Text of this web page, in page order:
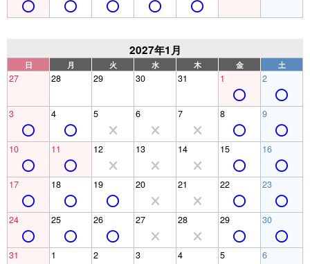
2027年1月
日 月 火 水 木 金 土
27 28 29 30 31 1 2
3 4 5 6 7 8 9
10 11 12 13 14 15 16
17 18 19 20 21 22 23
24 25 26 27 28 29 30
31 1 2 3 4 5 6